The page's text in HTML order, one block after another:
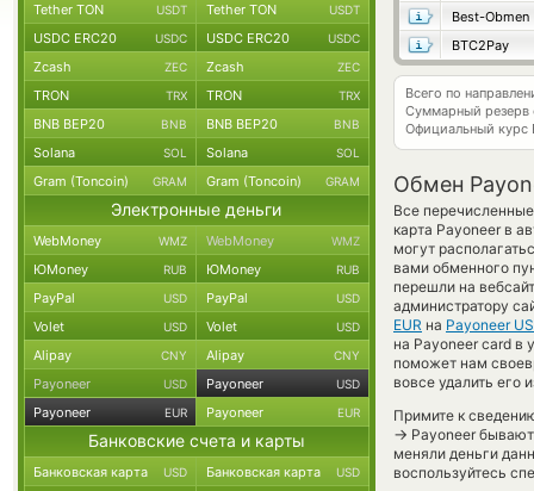
Best-Obmen
BTC2Pay
Всего по
Суммарный резерв
Официальный курс
Обмен
Все
карта Payoneer в
могут
вами обменного
перешли на
администратору
EUR на Payoneer
на Payoneer card в
поможет нам
вовсе удалить его
Примите к
→ Payoneer
меняли деньги
воспользуйтесь
Tether TON USDT Tether TON USDT
USDC ERC20 USDC USDC ERC20 USDC
Zcash ZEC Zcash ZEC
TRON TRX TRON TRX
BNB BEP20 BNB BNB BEP20 BNB
Solana SOL Solana SOL
Gram (Toncoin) GRAM Gram (Toncoin) GRAM
Электронные деньги
WebMoney WMZ WebMoney WMZ
ЮMoney RUB ЮMoney RUB
PayPal USD PayPal USD
Volet USD Volet USD
Alipay CNY Alipay CNY
Payoneer USD Payoneer USD
Payoneer EUR Payoneer EUR
Банковские счета и карты
Банковская карта USD Банковская карта USD